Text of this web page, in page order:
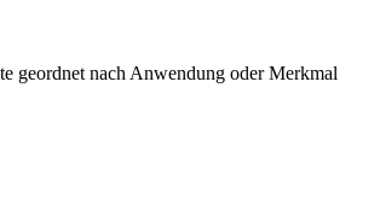
geordnet nach Anwendung oder Merkmal